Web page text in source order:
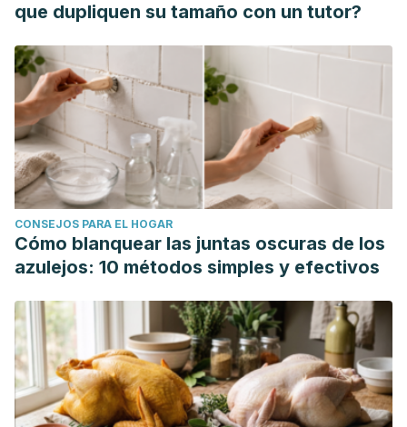
que dupliquen su tamaño con un tutor?
CONSEJOS PARA EL HOGAR
Cómo blanquear las juntas oscuras de los
azulejos: 10 métodos simples y efectivos